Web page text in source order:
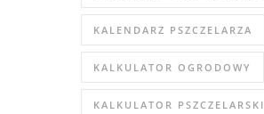
KALENDARZ PSZCZELARZA
KALKULATOR OGRODOWY
KALKULATOR PSZCZELARSKI